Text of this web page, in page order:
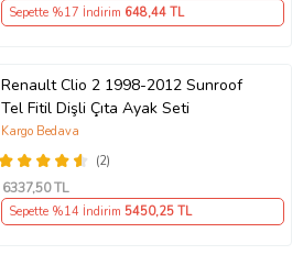
Sepette %17 İndirim 648,44 TL
Renault Clio 2 1998-2012 Sunroof
Tel Fitil Dişli Çıta Ayak Seti
(2)
Kargo Bedava
6337,50 TL
Sepette %14 İndirim 5450,25 TL